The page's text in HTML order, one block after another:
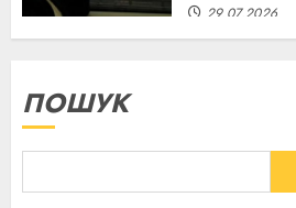
29.07.2026
ПОШУК